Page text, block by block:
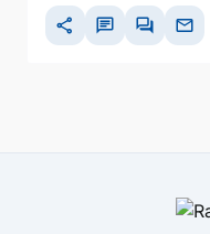
share chat forum mail